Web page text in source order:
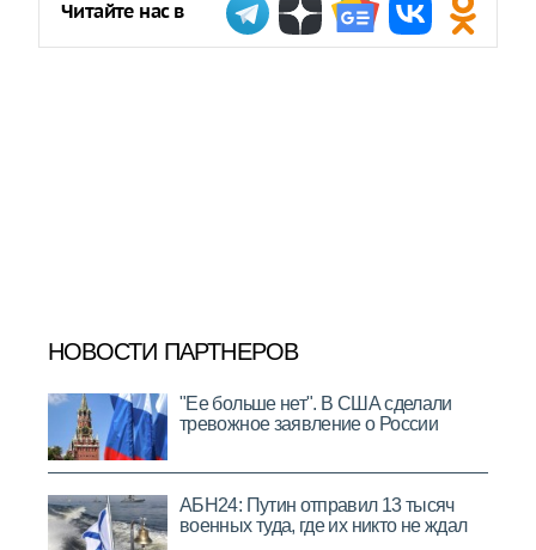
Читайте нас в